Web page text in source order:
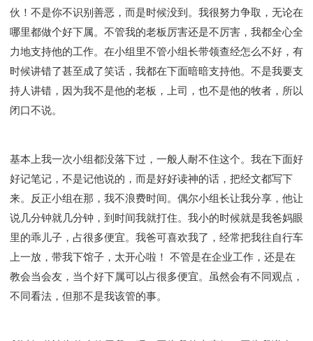
伙！不是你不识别善恶，而是时候没到。我很努力争取，无论在
哪里都做个好下属。不管我的老板厉害还是不厉害，我都全心全
力地支持他的工作。在小组里不管小组长带领查经怎么不好，有
时候讲错了甚至成了笑话，我都在下面暗暗支持他。不是我要支
持人讲错，因为我不是他的老板，上司，也不是他的牧者，所以
闭口不说。
基本上我一次小组都没落下过，一般人耐不住这个。我在下面好
好记笔记，不是记他说的，而是好好读神的话，把经文都写下
来。反正小组在那，我不浪费时间。偶尔小组长让我分享，他让
说几分钟就几分钟，到时间我就打住。我小的时候就是我爸妈眼
里的乖儿子，占很多便宜。我爸可喜欢我了，经常把我往自行车
上一放，带我下馆子，太开心啦！ 不管是在企业工作，还是在
教会当会友，当个好下属可以占很多便宜。虽然会有不同观点，
不同看法，但那不是我该管的事。